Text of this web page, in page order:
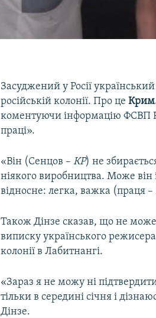
Засуджений у Росії
російській колонії. Про це
коментуючи інформацію ФСВП
праці».
«Він (Сенцов –КР) не
ніякого виробництва. Може він
відносне: легка, важка (праця –
Також Дінзе сказав, що не може
виписку українського
колонії в Лабитнангі.
«Зараз я не можу ні
тільки в середині січня і
Дінзе.